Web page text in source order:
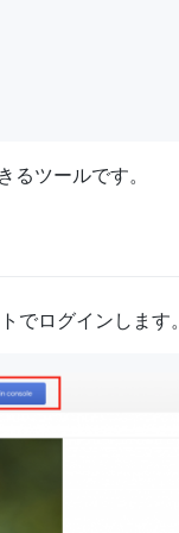
ツールです。
でログインします。